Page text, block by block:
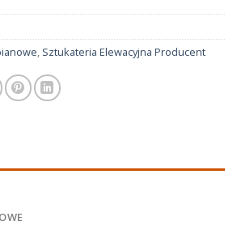
, Sztukateria Elewacyjna Producent